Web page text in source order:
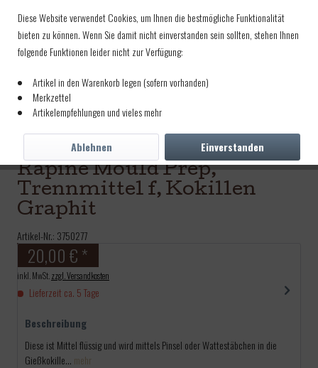
Rapine Mould Prep,
Trennmittel f, Kokillen
Graphit
Artikel-Nr.: 3750277
20,00 € *
inkl. MwSt. zzgl. Versandkosten
Lieferzeit ca. 5 Tage
Beschreibung
Diese ist Mittel flüssig und wird mittels Pinsel oder Wattestäbchen in die
Gießkokille... mehr
Diese Website verwendet Cookies, um Ihnen die bestmögliche Funktionalität
bieten zu können. Wenn Sie damit nicht einverstanden sein sollten, stehen Ihnen
folgende Funktionen leider nicht zur Verfügung:
Artikel in den Warenkorb legen (sofern vorhanden)
Merkzettel
Artikelempfehlungen und vieles mehr
Einverstanden
Ablehnen